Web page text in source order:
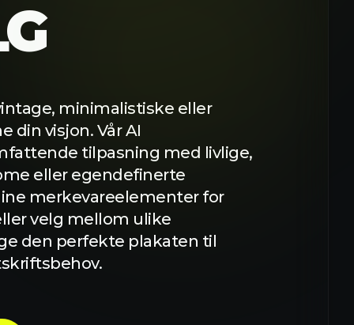
minimalistiske eller
eller egendefinerte
merkevareelementer for
velg mellom ulike
den perfekte plakaten til